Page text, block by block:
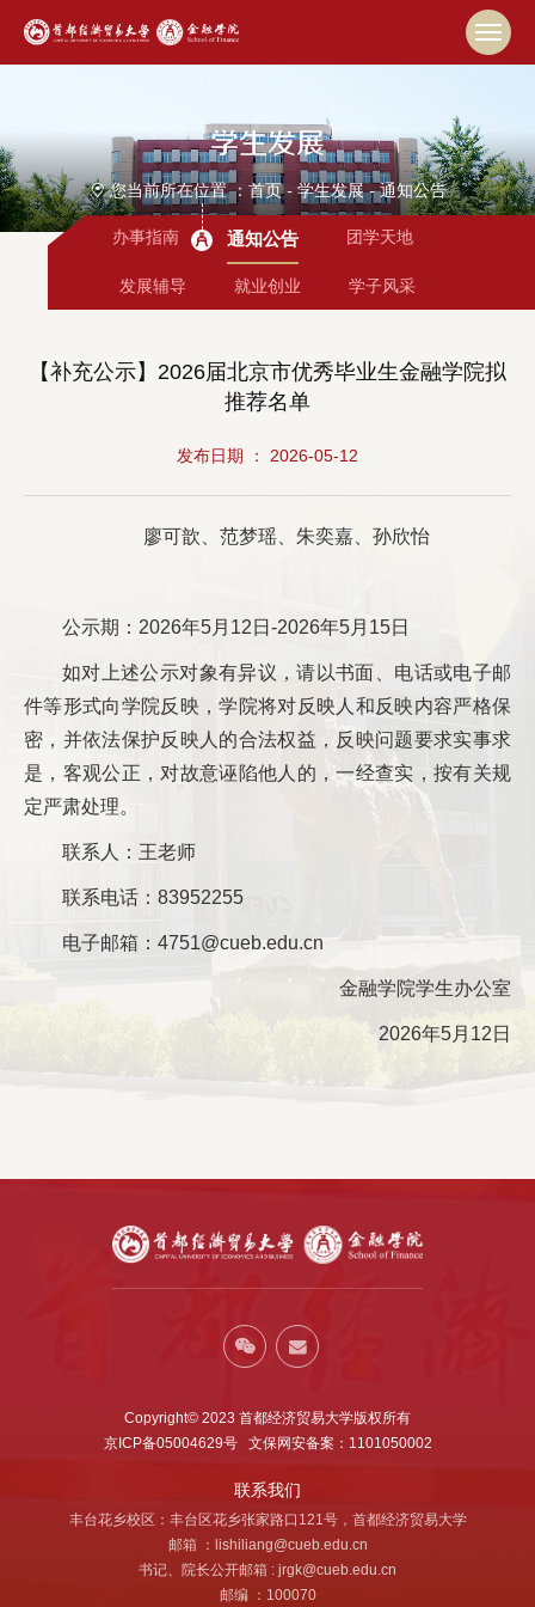
学生发展
您当前所在位置 ： 首页- 学生发展-通知公告
办事指南 通知公告 团学天地
发展辅导 就业创业 学子风采
【补充公示】2026届北京市优秀毕业生金融学院拟
推荐名单
发布日期 ： 2026-05-12
廖可歆、范梦瑶、朱奕嘉、孙欣怡
公示期：2026年5月12日-2026年5月15日
如对上述公示对象有异议，请以书面、电话或电子邮
件等形式向学院反映，学院将对反映人和反映内容严格保
密，并依法保护反映人的合法权益，反映问题要求实事求
是，客观公正，对故意诬陷他人的，一经查实，按有关规
定严肃处理。
联系人：王老师
联系电话：83952255
电子邮箱：4751@cueb.edu.cn
金融学院学生办公室
2026年5月12日
Copyright© 2023 首都经济贸易大学版权所有
京ICP备05004629号 文保网安备案：1101050002
联系我们
丰台花乡校区：丰台区花乡张家路口121号，首都经济贸易大学
邮箱 ：lishiliang@cueb.edu.cn
书记、院长公开邮箱 : jrgk@cueb.edu.cn
邮编 ：100070